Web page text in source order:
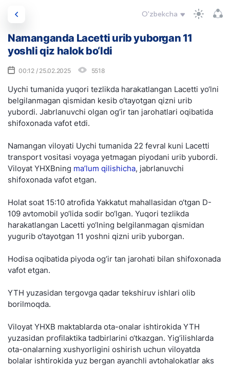
O'zbekcha
Namanganda Lacetti urib yuborgan 11
yoshli qiz halok bo‘ldi
00:12 / 25.02.2025 5518
Uychi tumanida yuqori tezlikda harakatlangan Lacetti yo‘lni
belgilanmagan qismidan kesib o‘tayotgan qizni urib
yubordi. Jabrlanuvchi olgan og‘ir tan jarohatlari oqibatida
shifoxonada vafot etdi.
Namangan viloyati Uychi tumanida 22 fevral kuni Lacetti
transport vositasi voyaga yetmagan piyodani urib yubordi.
Viloyat YHXBning ma’lum qilishicha, jabrlanuvchi
shifoxonada vafot etgan.
Holat soat 15:10 atrofida Yakkatut mahallasidan o‘tgan D-
109 avtomobil yo‘lida sodir bo‘lgan. Yuqori tezlikda
harakatlangan Lacetti yo‘lning belgilanmagan qismidan
yugurib o‘tayotgan 11 yoshni qizni urib yuborgan.
Hodisa oqibatida piyoda og‘ir tan jarohati bilan shifoxonada
vafot etgan.
YTH yuzasidan tergovga qadar tekshiruv ishlari olib
borilmoqda.
Viloyat YHXB maktablarda ota-onalar ishtirokida YTH
yuzasidan profilaktika tadbirlarini o‘tkazgan. Yig‘ilishlarda
ota-onalarning xushyorligini oshirish uchun viloyatda
bolalar ishtirokida yuz bergan ayanchli avtohalokatlar aks